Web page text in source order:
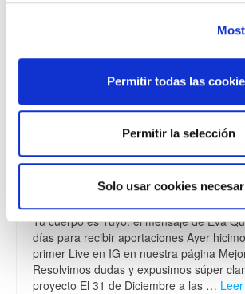
Permitir todas las
Permitir la selección
Solo usar cookies
tu cuerpo es tuyo
Presentación del
Proyecto
| 0
Tu cuerpo es Tuyo: el mensaje de Eva
días para recibir aportaciones Ayer
primer Live en IG en nuestra página
Resolvimos dudas y expusimos súper
proyecto El 31 de Diciembre a las …